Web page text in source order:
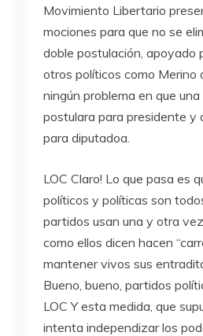
Movimiento Libertario
mociones para que no se
doble postulación, apoyado
otros políticos como Merino
ningún problema en que
postulara para presidente y
para diputadoa.
LOC Claro! Lo que pasa es
políticos y políticas son
partidos usan una y otra
como ellos dicen hacen
mantener vivos sus
Bueno, bueno, partidos
LOC Y esta medida, que
intenta independizar los